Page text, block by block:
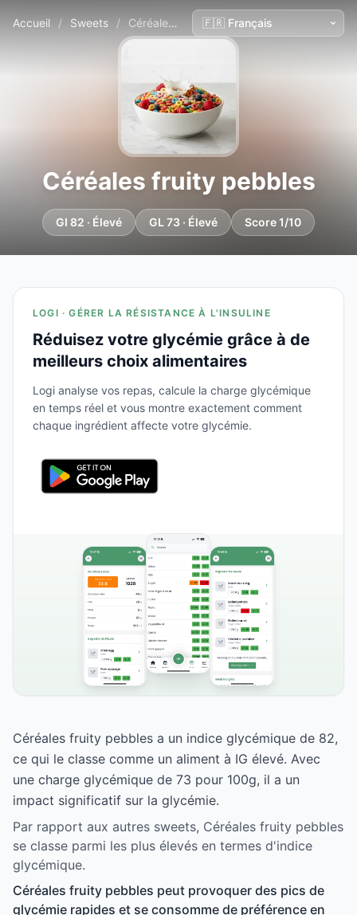
Accueil / Sweets / Céréales fruity pebbles
Céréales fruity pebbles
GI 82 · Élevé GL 73 · Élevé Score 1/10
LOGI · GÉRER LA RÉSISTANCE À L'INSULINE
Réduisez votre glycémie grâce à de
meilleurs choix alimentaires
Logi analyse vos repas, calcule la charge glycémique
en temps réel et vous montre exactement comment
chaque ingrédient affecte votre glycémie.
Céréales fruity pebbles a un indice glycémique de 82,
ce qui le classe comme un aliment à IG élevé. Avec
une charge glycémique de 73 pour 100g, il a un
impact significatif sur la glycémie.
Par rapport aux autres sweets, Céréales fruity pebbles
se classe parmi les plus élevés en termes d'indice
glycémique.
Céréales fruity pebbles peut provoquer des pics de
glycémie rapides et se consomme de préférence en